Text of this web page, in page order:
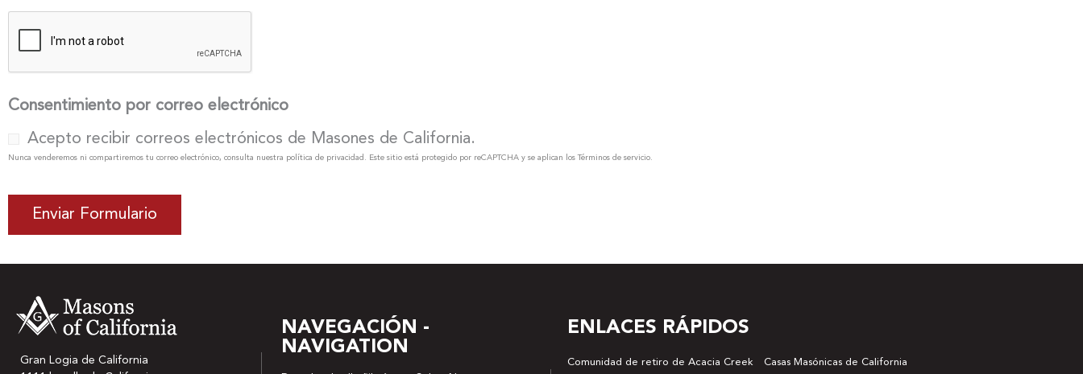
Consentimiento por correo electrónico
Acepto recibir correos electrónicos de Masones de California.
Nunca venderemos ni compartiremos tu correo electrónico, consulta nuestra política de privacidad. Este sitio está protegido por reCAPTCHA y se aplican los Términos de servicio.
Gran Logia de California
NAVEGACIÓN -
NAVIGATION
ENLACES RÁPIDOS
Comunidad de retiro de Acacia Creek Casas Masónicas de California